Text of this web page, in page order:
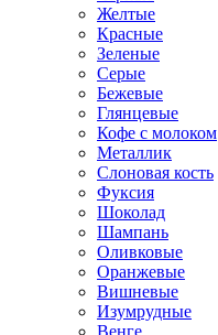
Желтые
Красные
Зеленые
Серые
Бежевые
Глянцевые
Кофе с молоком
Металлик
Слоновая кость
Фуксия
Шоколад
Шампань
Оливковые
Оранжевые
Вишневые
Изумрудные
Венге